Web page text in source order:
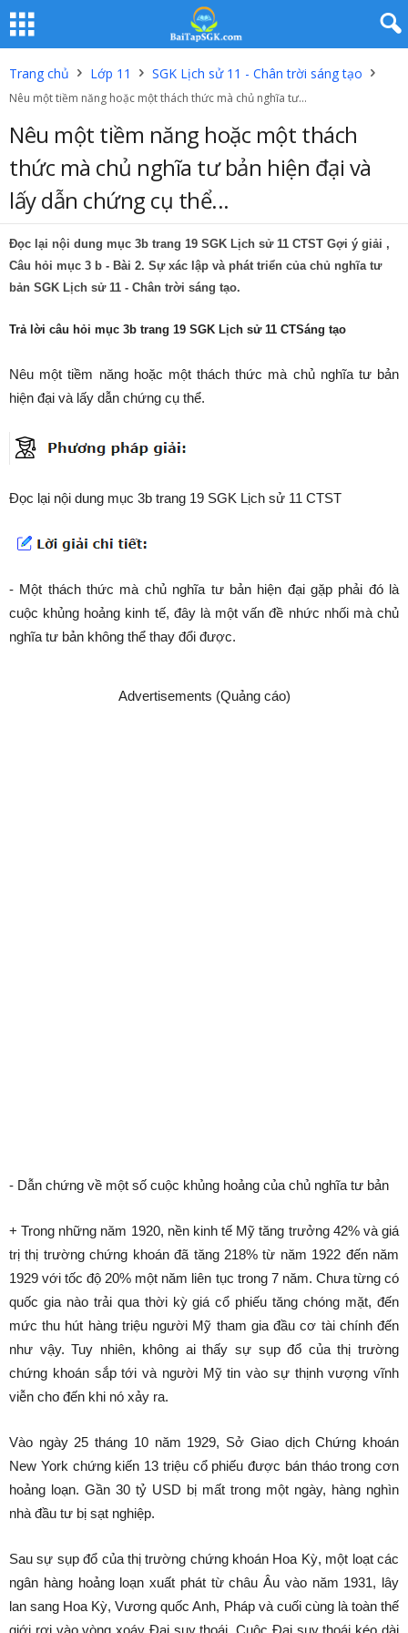
Trang chủ Lớp 11 SGK Lịch sử 11 - Chân trời sáng tạo
Nêu một tiềm năng hoặc một thách thức mà chủ nghĩa tư...
Nêu một tiềm năng hoặc một thách
thức mà chủ nghĩa tư bản hiện đại và
lấy dẫn chứng cụ thể...
Đọc lại nội dung mục 3b trang 19 SGK Lịch sử 11 CTST Gợi ý giải ,
Câu hỏi mục 3 b - Bài 2. Sự xác lập và phát triển của chủ nghĩa tư
bản SGK Lịch sử 11 - Chân trời sáng tạo.
Trả lời câu hỏi mục 3b trang 19 SGK Lịch sử 11 CTSáng tạo
Nêu một tiềm năng hoặc một thách thức mà chủ nghĩa tư bản
hiện đại và lấy dẫn chứng cụ thể.
Đọc lại nội dung mục 3b trang 19 SGK Lịch sử 11 CTST
- Một thách thức mà chủ nghĩa tư bản hiện đại gặp phải đó là
cuộc khủng hoảng kinh tế, đây là một vấn đề nhức nhối mà chủ
nghĩa tư bản không thể thay đổi được.
Advertisements (Quảng cáo)
- Dẫn chứng về một số cuộc khủng hoảng của chủ nghĩa tư bản
+ Trong những năm 1920, nền kinh tế Mỹ tăng trưởng 42% và giá
trị thị trường chứng khoán đã tăng 218% từ năm 1922 đến năm
1929 với tốc độ 20% một năm liên tục trong 7 năm. Chưa từng có
quốc gia nào trải qua thời kỳ giá cổ phiếu tăng chóng mặt, đến
mức thu hút hàng triệu người Mỹ tham gia đầu cơ tài chính đến
như vậy. Tuy nhiên, không ai thấy sự sụp đổ của thị trường
chứng khoán sắp tới và người Mỹ tin vào sự thịnh vượng vĩnh
viễn cho đến khi nó xảy ra.
Vào ngày 25 tháng 10 năm 1929, Sở Giao dịch Chứng khoán
New York chứng kiến 13 triệu cổ phiếu được bán tháo trong cơn
hoảng loạn. Gần 30 tỷ USD bị mất trong một ngày, hàng nghìn
nhà đầu tư bị sạt nghiệp.
Sau sự sụp đổ của thị trường chứng khoán Hoa Kỳ, một loạt các
ngân hàng hoảng loạn xuất phát từ châu Âu vào năm 1931, lây
lan sang Hoa Kỳ, Vương quốc Anh, Pháp và cuối cùng là toàn thế
giới rơi vào vòng xoáy Đại suy thoái. Cuộc Đại suy thoái kéo dài